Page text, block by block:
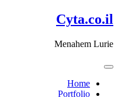
דלג
לתוכן
Cyta.co.il
Menahem Lurie
Home
Portfolio